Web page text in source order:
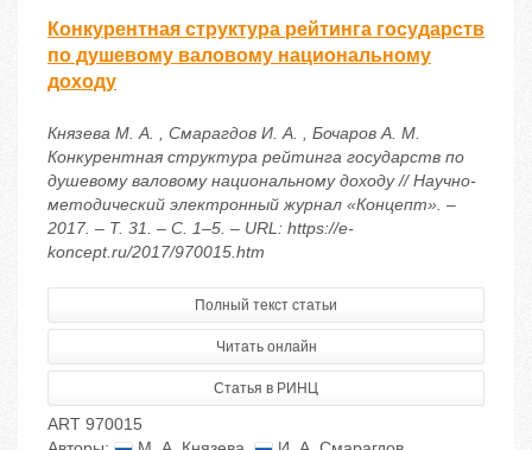
Конкурентная структура рейтинга государств
по душевому валовому национальному
доходу
Князева М. А. , Смарагдов И. А. , Бочаров А. М.
Конкурентная структура рейтинга государств по
душевому валовому национальному доходу // Научно-
методический электронный журнал «Концепт». –
2017. – Т. 31. – С. 1–5. – URL: https://e-
koncept.ru/2017/970015.htm
Полный текст статьи
Читать онлайн
Статья в РИНЦ
ART 970015